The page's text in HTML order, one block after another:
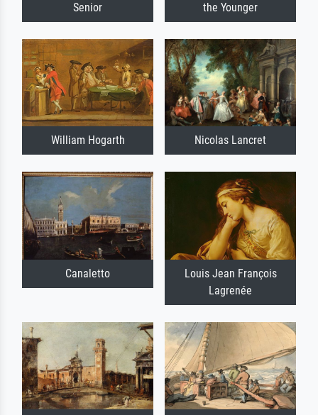
Senior
the Younger
William Hogarth Nicolas Lancret
Canaletto
Louis Jean François
Lagrenée